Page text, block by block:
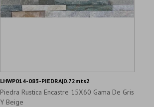
Piedra Rustica Encastre 15X60 Gama De Gris
Y Beige
LHWP014-083-PIEDRA|0.72mts2